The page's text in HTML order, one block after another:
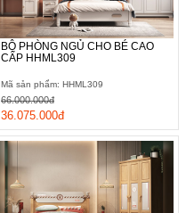
BỘ PHÒNG NGỦ CHO BÉ CAO
CẤP HHML309
Mã sản phẩm: HHML309
36.075.000đ
66.000.000đ